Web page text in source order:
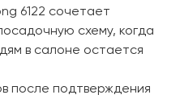
6122 сочетает
схему, когда
в салоне остается
после подтверждения